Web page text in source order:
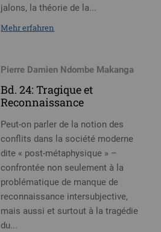
jalons, la théorie de la...
Mehr erfahren
Pierre Damien Ndombe Makanga
Bd. 24: Tragique et
Reconnaissance
Peut-on parler de la notion des
conflits dans la société moderne
dite « post-métaphysique » –
confrontée non seulement à la
problématique de manque de
reconnaissance intersubjective,
mais aussi et surtout à la tragédie
du...